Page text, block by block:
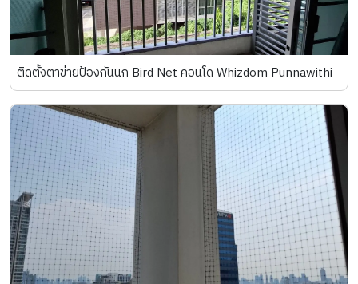
ติดตั้งตาข่ายป้องกันนก Bird Net คอนโด Whizdom Punnawithi